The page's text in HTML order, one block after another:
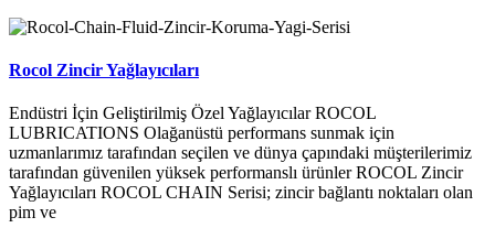
Rocol Zincir Yağlayıcıları
Endüstri İçin Geliştirilmiş Özel Yağlayıcılar ROCOL
LUBRICATIONS Olağanüstü performans sunmak için
uzmanlarımız tarafından seçilen ve dünya çapındaki müşterilerimiz
tarafından güvenilen yüksek performanslı ürünler ROCOL Zincir
Yağlayıcıları ROCOL CHAIN Serisi; zincir bağlantı noktaları olan
pim ve